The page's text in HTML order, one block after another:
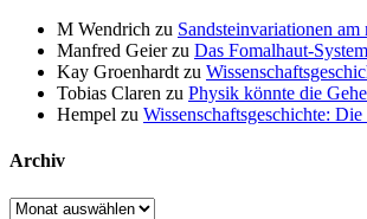
M Wendrich zu Sandsteinvariationen
Manfred Geierzu Das Fomalhaut-
Kay Groenhardt zu
Tobias Claren zu Physik könnte die
Hempel zu Wissenschaftsgeschichte:
Archiv
Archiv